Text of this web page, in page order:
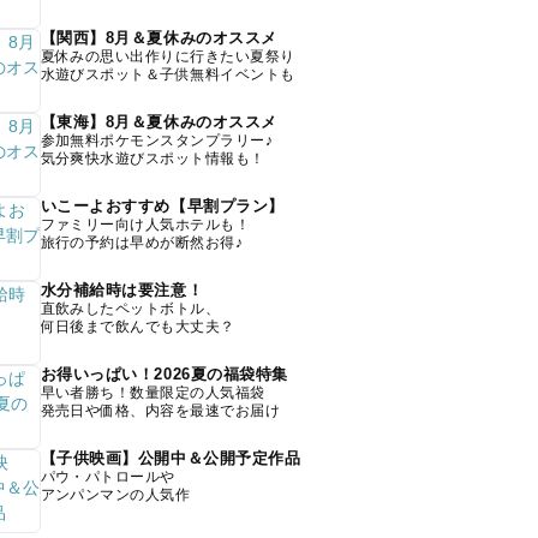
【関西】8月＆夏休みのオススメ
夏休みの思い出作りに行きたい夏祭り
水遊びスポット＆子供無料イベントも
【東海】8月＆夏休みのオススメ
参加無料ポケモンスタンプラリー♪
気分爽快水遊びスポット情報も！
いこーよおすすめ【早割プラン】
ファミリー向け人気ホテルも！
旅行の予約は早めが断然お得♪
水分補給時は要注意！
直飲みしたペットボトル、
何日後まで飲んでも大丈夫？
お得いっぱい！2026夏の福袋特集
早い者勝ち！数量限定の人気福袋
発売日や価格、内容を最速でお届け
【子供映画】公開中＆公開予定作品
パウ・パトロールや
アンパンマンの人気作